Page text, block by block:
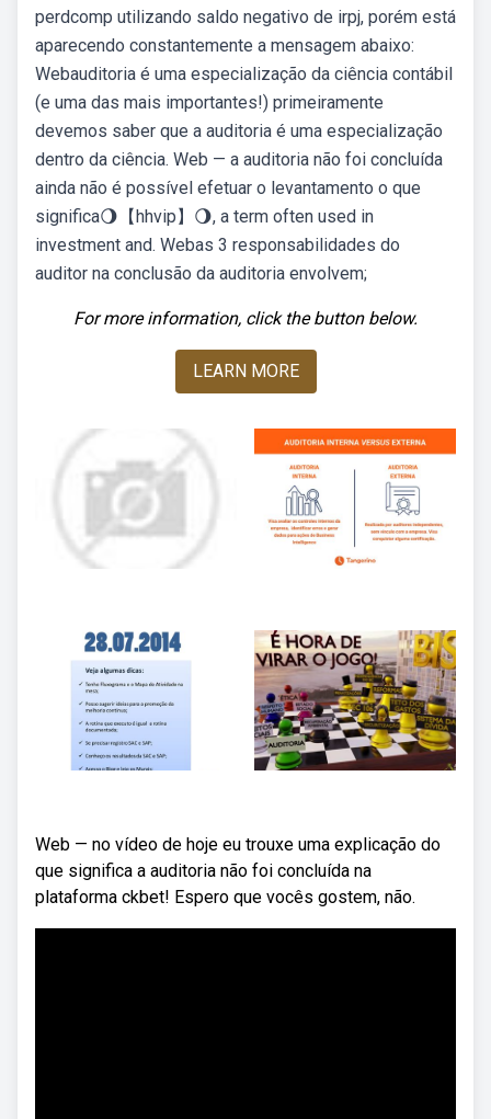
perdcomp utilizando saldo negativo de irpj, porém está
aparecendo constantemente a mensagem abaixo:
Webauditoria é uma especialização da ciência contábil
(e uma das mais importantes!) primeiramente
devemos saber que a auditoria é uma especialização
dentro da ciência. Web — a auditoria não foi concluída
ainda não é possível efetuar o levantamento o que
significa🌖【hhvip】🌖, a term often used in
investment and. Webas 3 responsabilidades do
auditor na conclusão da auditoria envolvem;
For more information, click the button below.
LEARN MORE
Web — no vídeo de hoje eu trouxe uma explicação do
que significa a auditoria não foi concluída na
plataforma ckbet! Espero que vocês gostem, não.